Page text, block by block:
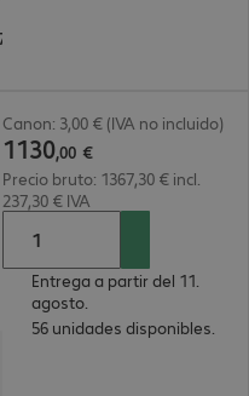
Canon: 3,00 € (IVA no incluido)
1130,00 €
Precio bruto: 1367,30 € incl.
237,30 € IVA
Entrega a partir del 11.
agosto.
56 unidades disponibles.